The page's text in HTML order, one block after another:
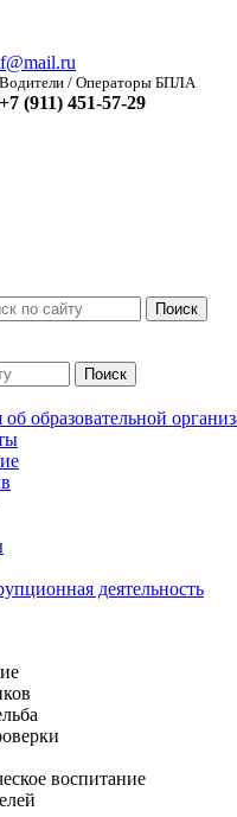
Водители / Операторы БПЛА
+7 (911) 451-57-29
образовательной
деятельность
воспитание